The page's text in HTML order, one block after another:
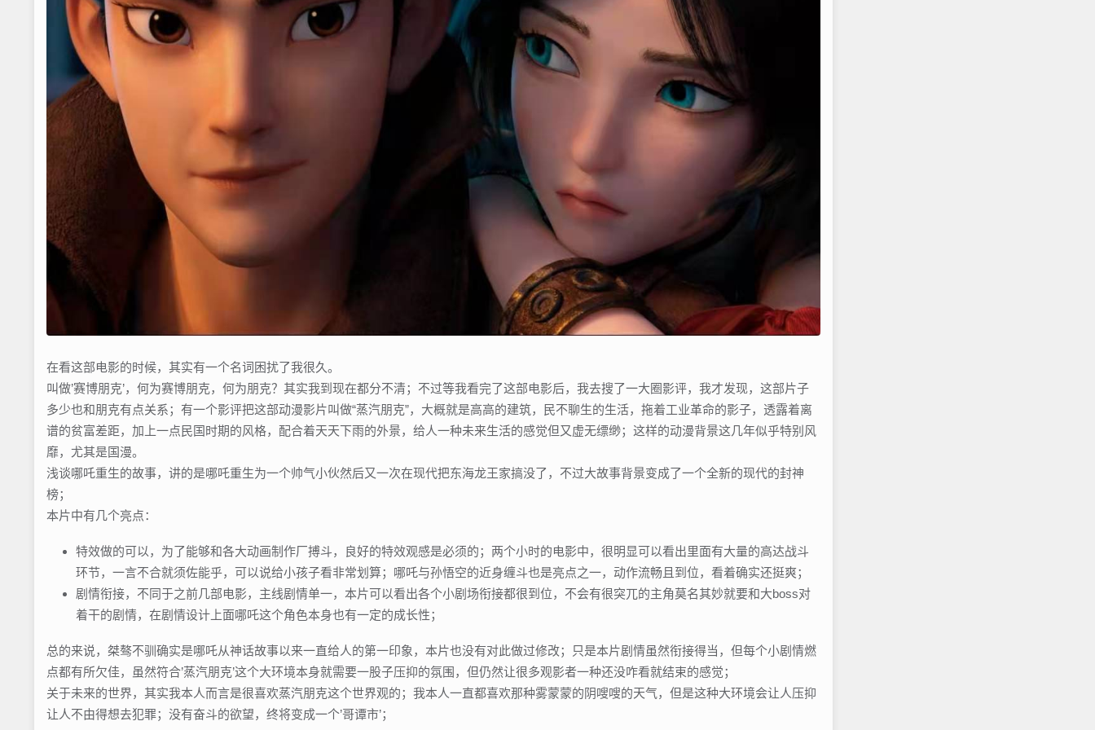
在看这部电影的时候，其实有一个名词困扰了我很久。
叫做’赛博朋克’，何为赛博朋克，何为朋克？其实我到现在都分不清；不过等我看完了这部电影后，我去搜了一大圈影评，我才发现，这部片子
多少也和朋克有点关系；有一个影评把这部动漫影片叫做“蒸汽朋克”，大概就是高高的建筑，民不聊生的生活，拖着工业革命的影子，透露着离
谱的贫富差距，加上一点民国时期的风格，配合着天天下雨的外景，给人一种未来生活的感觉但又虚无缥缈；这样的动漫背景这几年似乎特别风
靡，尤其是国漫。
浅谈哪吒重生的故事，讲的是哪吒重生为一个帅气小伙然后又一次在现代把东海龙王家搞没了，不过大故事背景变成了一个全新的现代的封神
榜；
本片中有几个亮点：
特效做的可以，为了能够和各大动画制作厂搏斗，良好的特效观感是必须的；两个小时的电影中，很明显可以看出里面有大量的高达战斗
环节，一言不合就须佐能乎，可以说给小孩子看非常划算；哪吒与孙悟空的近身缠斗也是亮点之一，动作流畅且到位，看着确实还挺爽；
剧情衔接，不同于之前几部电影，主线剧情单一，本片可以看出各个小剧场衔接都很到位，不会有很突兀的主角莫名其妙就要和大boss对
着干的剧情，在剧情设计上面哪吒这个角色本身也有一定的成长性；
总的来说，桀骜不驯确实是哪吒从神话故事以来一直给人的第一印象，本片也没有对此做过修改；只是本片剧情虽然衔接得当，但每个小剧情燃
点都有所欠佳，虽然符合’蒸汽朋克’这个大环境本身就需要一股子压抑的氛围，但仍然让很多观影者一种还没咋看就结束的感觉；
关于未来的世界，其实我本人而言是很喜欢蒸汽朋克这个世界观的；我本人一直都喜欢那种雾蒙蒙的阴嗖嗖的天气，但是这种大环境会让人压抑
让人不由得想去犯罪；没有奋斗的欲望，终将变成一个’哥谭市’；